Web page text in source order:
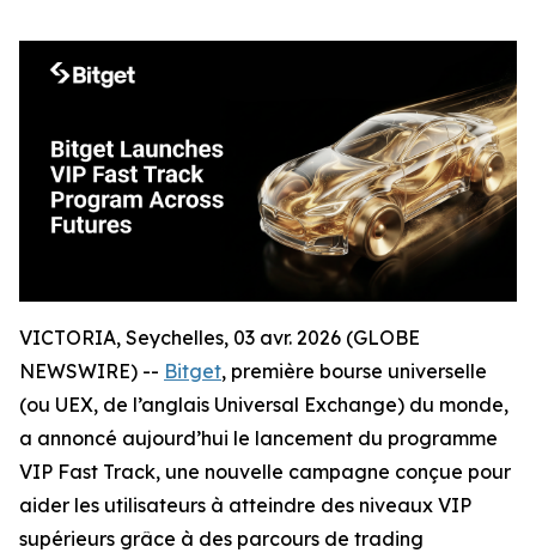
VICTORIA, Seychelles, 03 avr. 2026 (GLOBE
NEWSWIRE) -- Bitget, première bourse universelle
(ou UEX, de l’anglais Universal Exchange) du monde,
a annoncé aujourd’hui le lancement du programme
VIP Fast Track, une nouvelle campagne conçue pour
aider les utilisateurs à atteindre des niveaux VIP
supérieurs grâce à des parcours de trading